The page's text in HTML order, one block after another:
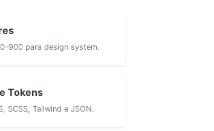
para design system.
Tokens
SCSS, Tailwind e JSON.